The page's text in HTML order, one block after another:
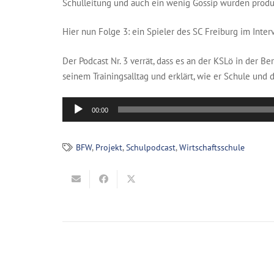
Schulleitung und auch ein wenig Gossip wurden
Hier nun Folge 3: ein Spieler des SC Freiburg im
Der Podcast Nr. 3 verrät, dass es an der KSLö in der
seinem Trainingsalltag und erklärt, wie er Schule und
Audio-
Player
00:00
BFW, Projekt,Schulpodcast,Wirtschaftsschule